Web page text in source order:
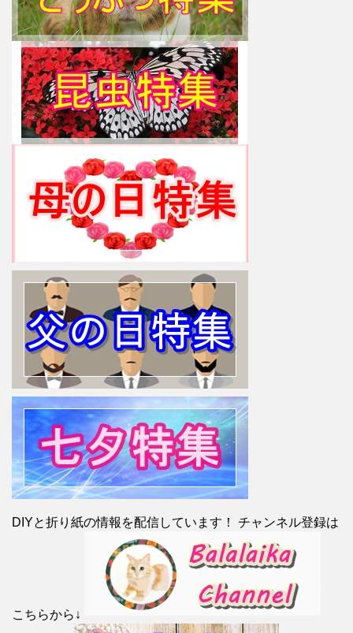
DIYと折り紙の情報を配信しています！ チャンネル登録は
こちらから↓